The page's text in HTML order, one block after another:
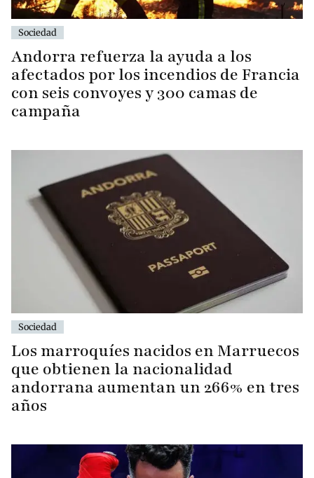
Sociedad
Andorra refuerza la ayuda a los
afectados por los incendios de Francia
con seis convoyes y 300 camas de
campaña
Sociedad
Los marroquíes nacidos en Marruecos
que obtienen la nacionalidad
andorrana aumentan un 266% en tres
años